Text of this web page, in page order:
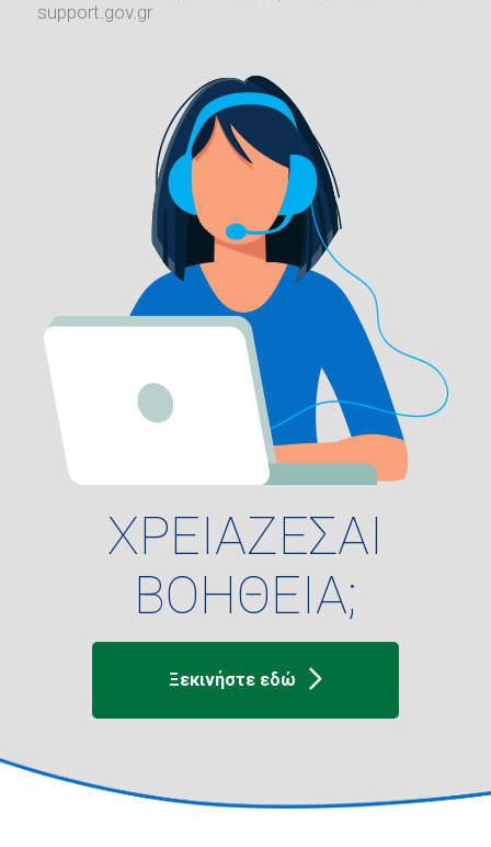
support.gov.gr
ΧΡΕΙΑΖΕΣΑΙ
ΒΟΗΘΕΙΑ;
Ξεκινήστε εδώ